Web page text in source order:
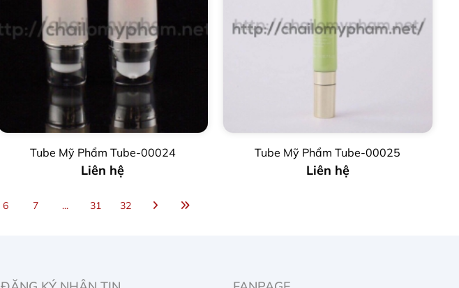
Tube Mỹ Phẩm Tube-00024
Liên hệ
Tube Mỹ Phẩm Tube-00025
Liên hệ
6 7 ... 31 32